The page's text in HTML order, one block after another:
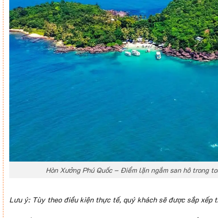
Hòn Xưởng Phú Quốc – Điểm lặn ngắm san hô trong
Lưu ý: Tùy theo điều kiện thực tế, quý khách sẽ được sắp xếp